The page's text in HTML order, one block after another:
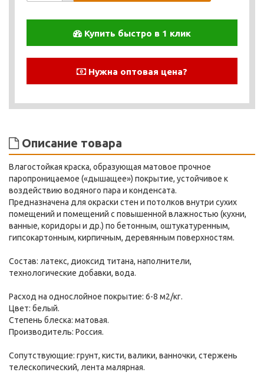
Купить быстро в 1 клик
Нужна оптовая цена?
Описание товара
Влагостойкая краска, образующая матовое прочное
паропроницаемое («дышащее») покрытие, устойчивое к
воздействию водяного пара и конденсата.
Предназначена для окраски стен и потолков внутри сухих
помещений и помещений с повышенной влажностью (кухни,
ванные, коридоры и др.) по бетонным, оштукатуренным,
гипсокартонным, кирпичным, деревянным поверхностям.
Состав: латекс, диоксид титана, наполнители,
технологические добавки, вода.
Расход на однослойное покрытие: 6-8 м2/кг.
Цвет: белый.
Степень блеска: матовая.
Производитель: Россия.
Сопутствующие: грунт, кисти, валики, ванночки, стержень
телескопический, лента малярная.